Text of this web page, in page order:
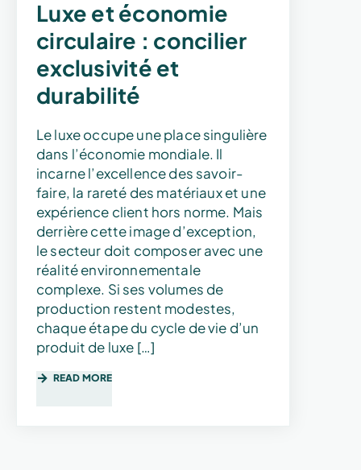
Luxe et économie
circulaire : concilier
exclusivité et
durabilité
Le luxe occupe une place singulière
dans l’économie mondiale. Il
incarne l’excellence des savoir-
faire, la rareté des matériaux et une
expérience client hors norme. Mais
derrière cette image d’exception,
le secteur doit composer avec une
réalité environnementale
complexe. Si ses volumes de
production restent modestes,
chaque étape du cycle de vie d’un
produit de luxe […]
READ MORE